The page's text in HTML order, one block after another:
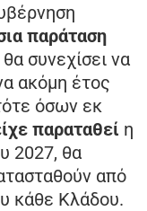
παράταση
συνεχίσει να
ακόμη έτος
όσων εκ
παραταθεί η
2027, θα
από
κάθε Κλάδου.